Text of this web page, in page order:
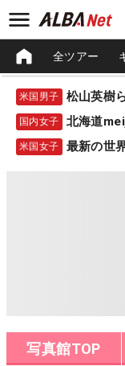
全ツアー
米国男子
国内女子 北海道
米国女子 最新の世
写真館TOP